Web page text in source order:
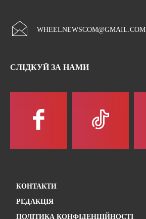
WHEELNEWSCOM@GMAIL.COM
СЛІДКУЙ ЗА НАМИ
КОНТАКТИ
РЕДАКЦІЯ
ПОЛІТИКА КОНФІДЕНЦІЙНОСТІ